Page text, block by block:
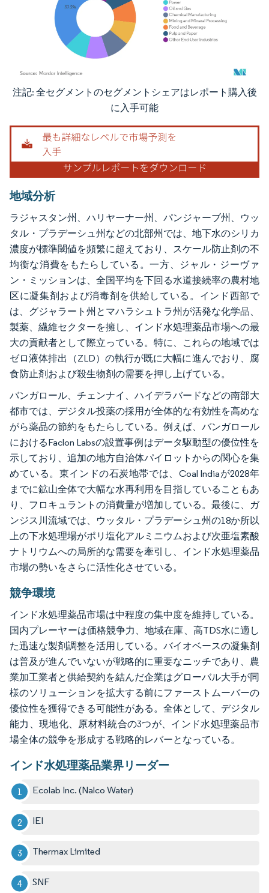
画像 © Mordor Intelligence。再利用にはCC BY 4.0の表示が必要です。
注記: 全セグメントのセグメントシェアはレポート購入後
に入手可能
地域分析
ラジャスタン州、ハリヤーナー州、パンジャーブ州、ウッ
タル・プラデーシュ州などの北部州では、地下水のシリカ
濃度が標準閾値を頻繁に超えており、スケール防止剤の不
均衡な消費をもたらしている。一方、ジャル・ジーヴァ
ン・ミッションは、全国平均を下回る水道接続率の農村地
区に凝集剤および消毒剤を供給している。インド西部で
は、グジャラート州とマハラシュトラ州が活発な化学品、
製薬、繊維セクターを擁し、インド水処理薬品市場への最
大の貢献者として際立っている。特に、これらの地域では
ゼロ液体排出（ZLD）の執行が既に大幅に進んでおり、腐
食防止剤および殺生物剤の需要を押し上げている。
バンガロール、チェンナイ、ハイデラバードなどの南部大
都市では、デジタル投薬の採用が全体的な有効性を高めな
がら薬品の節約をもたらしている。例えば、バンガロール
におけるFaclon Labsの設置事例はデータ駆動型の優位性を
示しており、追加の地方自治体パイロットからの関心を集
めている。東インドの石炭地帯では、Coal Indiaが2028年
までに鉱山全体で大幅な水再利用を目指していることもあ
り、フロキュラントの消費量が増加している。最後に、ガ
ンジス川流域では、ウッタル・プラデーシュ州の18か所以
上の下水処理場がポリ塩化アルミニウムおよび次亜塩素酸
ナトリウムへの局所的な需要を牽引し、インド水処理薬品
市場の勢いをさらに活性化させている。
競争環境
インド水処理薬品市場は中程度の集中度を維持している。
国内プレーヤーは価格競争力、地域在庫、高TDS水に適し
た迅速な製剤調整を活用している。バイオベースの凝集剤
は普及が進んでいないが戦略的に重要なニッチであり、農
業加工業者と供給契約を結んだ企業はグローバル大手が同
様のソリューションを拡大する前にファーストムーバーの
優位性を獲得できる可能性がある。全体として、デジタル
能力、現地化、原材料統合の3つが、インド水処理薬品市
場全体の競争を形成する戦略的レバーとなっている。
インド水処理薬品業界リーダー
Ecolab Inc. (Nalco Water)
IEI
Thermax Limited
SNF